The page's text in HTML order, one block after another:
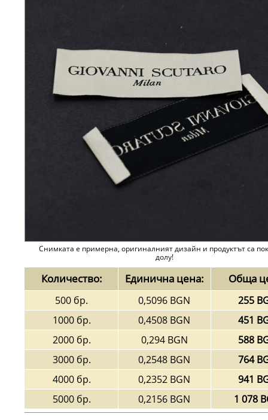
Снимката е примерна, оригиналният дизайн и продуктът са
долу!
Количество: Единична цена: Обща
500 бр. 0,5096 BGN
255
1000 бр.
0,4508 BGN
451
2000 бр.
0,294 BGN
588
3000 бр.
0,2548 BGN
764
4000 бр.
0,2352 BGN
941
5000 бр.
0,2156 BGN 1 078